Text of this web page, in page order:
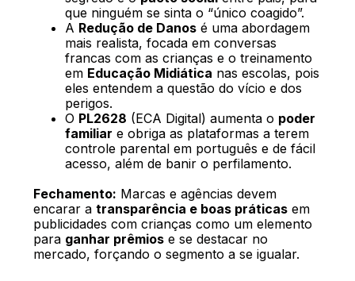
que ninguém se sinta o “único coagido”.
A Redução de Danos é uma abordagem
mais realista, focada em conversas
francas com as crianças e o treinamento
em Educação Midiática nas escolas, pois
eles entendem a questão do vício e dos
perigos.
O PL2628 (ECA Digital) aumenta o poder
familiar e obriga as plataformas a terem
controle parental em português e de fácil
acesso, além de banir o perfilamento.
Fechamento: Marcas e agências devem
encarar atransparência e boas práticas em
publicidades com crianças como um elemento
para ganhar prêmios e se destacar no
mercado, forçando o segmento a se igualar.